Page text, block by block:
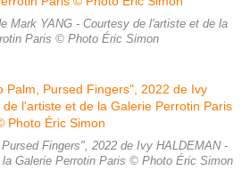
Mark YANG - Courtesy de l'artiste et de la
Paris © Photo Éric Simon
Fingers", 2022 de Ivy HALDEMAN -
Galerie Perrotin Paris © Photo Éric Simon